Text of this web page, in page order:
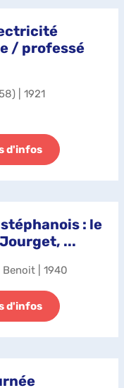
/ professé
| 1921
d'infos
: le
...
| 1940
d'infos